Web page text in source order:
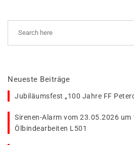
Neueste Beiträge
Jubiläumsfest „100 Jahre FF
Sirenen-Alarm vom 23.05.2026 um
Ölbindearbeiten L501